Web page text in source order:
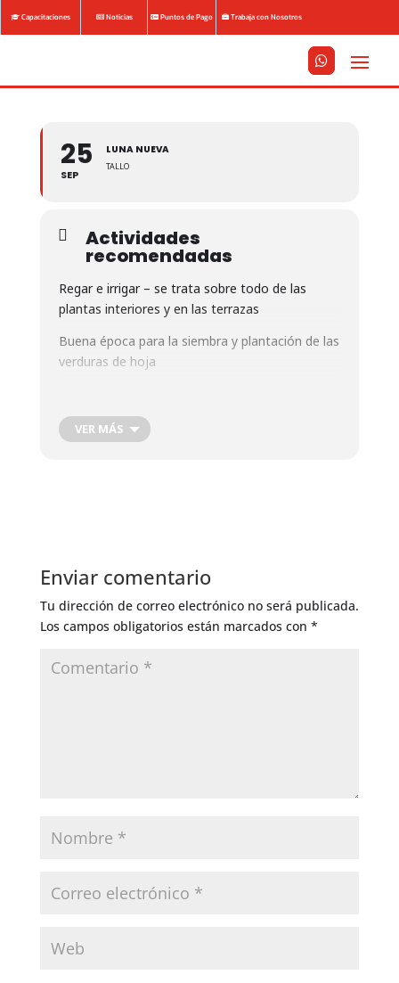
Capacitaciones Noticias Puntos de Pago Trabaja con Nosotros



25
SEP
LUNA NUEVA
TALLO
Actividades
recomendadas
Regar e irrigar – se trata sobre todo de las
plantas interiores y en las terrazas
Buena época para la siembra y plantación de las
verduras de hoja
VER MÁS
Enviar comentario
Tu dirección de correo electrónico no será publicada.
Los campos obligatorios están marcados con *